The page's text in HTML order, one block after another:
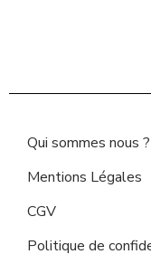
Qui sommes nous ?
Mentions Légales
CGV
Politique de